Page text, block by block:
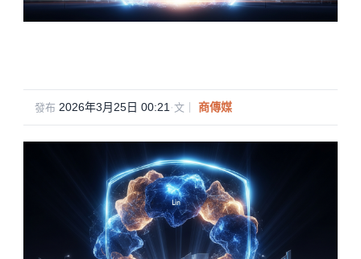
發布 2026年3月25日 00:21·文｜ 商傳媒